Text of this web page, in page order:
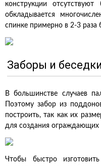
конструкции
обкладывается
спинке примерно в 2-3 раза
Заборы и
В большинстве случаев
Поэтому забор из
построить, так как их
для создания ограждающих
Чтобы быстро